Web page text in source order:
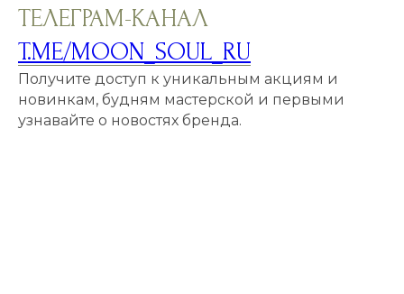
ТЕЛЕГРАМ-КАНАЛ
T.ME/MOON_SOUL_RU
Получите доступ к уникальным акциям и
новинкам, будням мастерской и первыми
узнавайте о новостях бренда.